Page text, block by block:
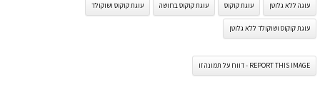
עוגה ללא גלוטן עוגת קוקוס עוגת קוקוס בחושה עוגת קוקוס ושוקולד
עוגת קוקוס ושוקולד ללא גלוטן
REPORT THIS IMAGE - דווח על תמונה זו